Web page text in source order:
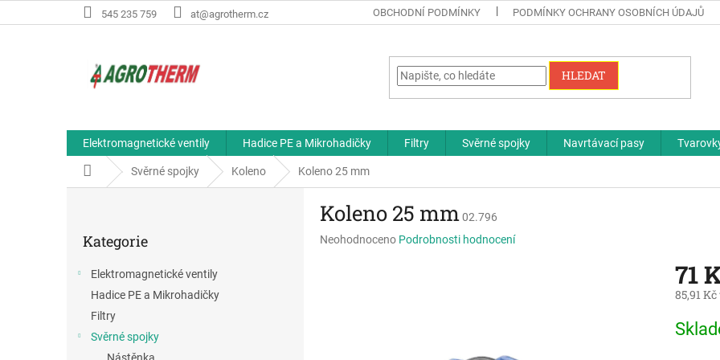
na
545 235 759 at@agrotherm.cz OBCHODNÍ PODMÍNKY PODMÍNKY OCHRANY OSOBNÍCH ÚDAJŮ
HLEDAT
Elektromagnetické ventily Hadice PE a Mikrohadičky Filtry Svěrné spojky Navrtávací pasy
Domů Svěrné spojky Koleno Koleno 25 mm
kategorie
Kategorie
Elektromagnetické ventily
Hadice PE a Mikrohadičky
Filtry
Svěrné spojky
Koleno 25 mm02.796
Průměrné
Neohodnoceno Podrobnosti hodnocení
71
85,91
cena: